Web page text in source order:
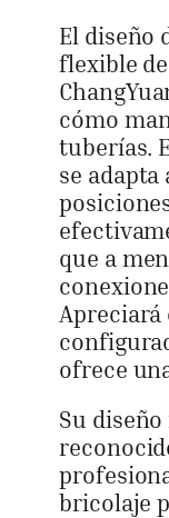
El diseño
flexible
cómo
tuberías.
se
que a
ofrece
Su
bricolaje